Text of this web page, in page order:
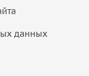
данных